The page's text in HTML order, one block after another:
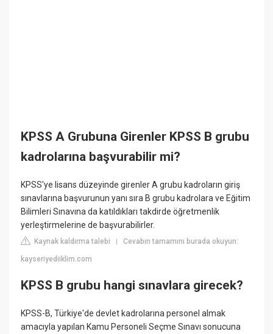
KPSS A Grubuna Girenler KPSS B grubu
kadrolarına başvurabilir mi?
KPSS'ye lisans düzeyinde girenler A grubu kadroların giriş
sınavlarına başvurunun yanı sıra B grubu kadrolara ve Eğitim
Bilimleri Sınavına da katıldıkları takdirde öğretmenlik
yerleştirmelerine de başvurabilirler.
Kaynak kaldırma talebi |Cevabın tamamını burada okuyun:
kayseriyediiklim.com
KPSS B grubu hangi sınavlara girecek?
KPSS-B, Türkiye'de devlet kadrolarına personel almak
amacıyla yapılan Kamu Personeli Seçme Sınavı sonucuna